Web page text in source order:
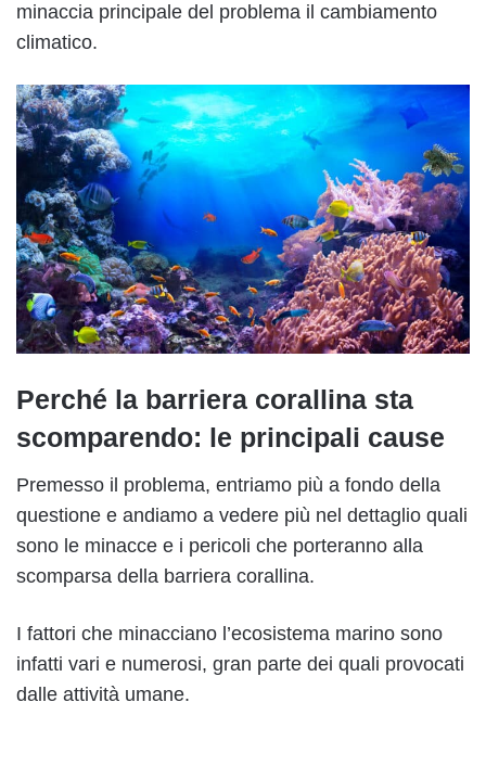
minaccia principale del problema il cambiamento
climatico.
Perché la barriera corallina sta
scomparendo: le principali cause
Premesso il problema, entriamo più a fondo della
questione e andiamo a vedere più nel dettaglio quali
sono le minacce e i pericoli che porteranno alla
scomparsa della barriera corallina.
I fattori che minacciano l’ecosistema marino sono
infatti vari e numerosi, gran parte dei quali provocati
dalle attività umane.